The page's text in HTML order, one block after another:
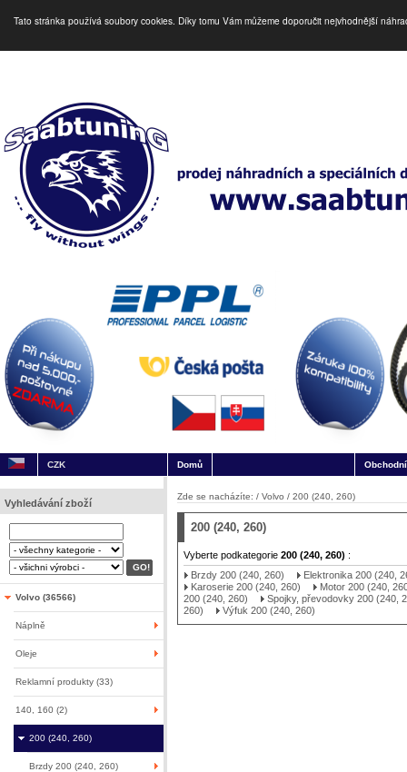
Tato stránka používá soubory cookies. Díky tomu Vám můžeme doporučit nejvhodnější
CZK Domů
Vyhledávání zboží
Volvo (36566)
Náplně
Oleje
Reklamní produkty (33)
140, 160 (2)
200 (240, 260)
Brzdy 200 (240, 260)
Zde se nacházíte: / Volvo / 200 (240, 260)
200 (240, 260)
Vyberte podkategorie 200 (240, 260) :
Brzdy 200 (240, 260)
Elektronika 200 (240,
Karoserie 200 (240, 260)
Motor 200 (240,
200 (240, 260)
Spojky, převodovky 200 (240,
260)
Výfuk 200 (240, 260)